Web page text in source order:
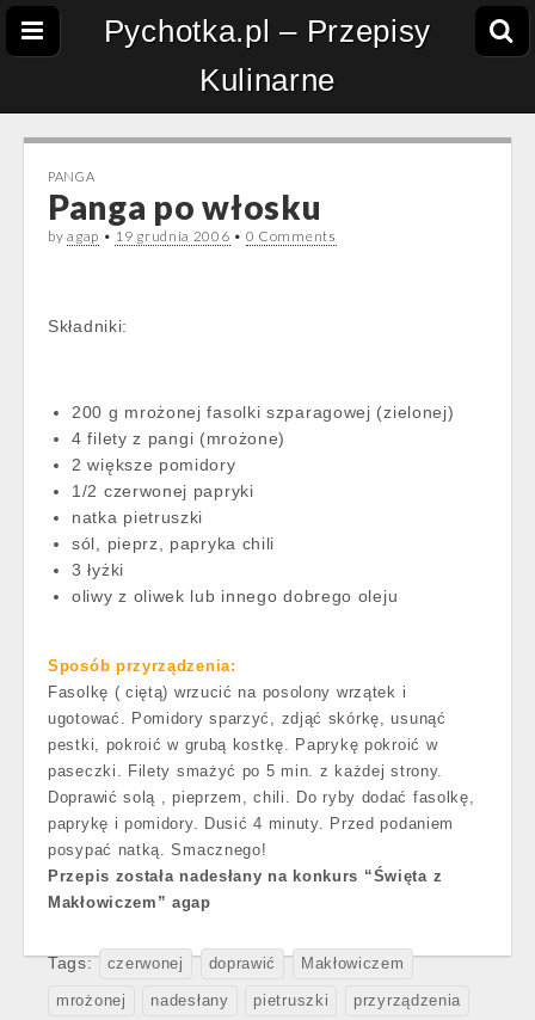
Pychotka.pl – Przepisy
Kulinarne
PANGA
Panga po włosku
byagap • 19 grudnia 2006 • 0 Comments
Składniki:
200 g mrożonej fasolki szparagowej (zielonej)
4 filety z pangi (mrożone)
2 większe pomidory
1/2 czerwonej papryki
natka pietruszki
sól, pieprz, papryka chili
3 łyżki
oliwy z oliwek lub innego dobrego oleju
Sposób przyrządzenia:
Fasolkę ( ciętą) wrzucić na posolony wrzątek i
ugotować. Pomidory sparzyć, zdjąć skórkę, usunąć
pestki, pokroić w grubą kostkę. Paprykę pokroić w
paseczki. Filety smażyć po 5 min. z każdej strony.
Doprawić solą , pieprzem, chili. Do ryby dodać fasolkę,
paprykę i pomidory. Dusić 4 minuty. Przed podaniem
posypać natką. Smacznego!
Przepis została nadesłany na konkurs “Święta z
Makłowiczem” agap
Tags: czerwonej doprawić Makłowiczem
mrożonej nadesłany pietruszki przyrządzenia